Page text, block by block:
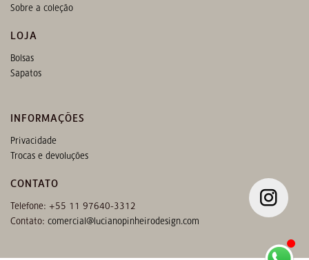
Sobre a coleção
LOJA
Bolsas
Sapatos
INFORMAÇÕES
Privacidade
Trocas e devoluções
CONTATO
Telefone: +55 11 97640-3312
Contato: comercial@lucianopinheirodesign.com